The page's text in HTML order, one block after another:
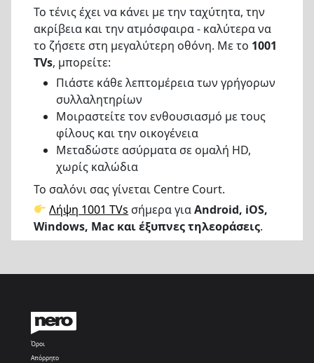
Το τένις έχει να κάνει με την ταχύτητα, την
ακρίβεια και την ατμόσφαιρα - καλύτερα να
το ζήσετε στη μεγαλύτερη οθόνη. Με το 1001
TVs, μπορείτε:
Πιάστε κάθε λεπτομέρεια των γρήγορων
συλλαλητηρίων
Μοιραστείτε τον ενθουσιασμό με τους
φίλους και την οικογένεια
Μεταδώστε ασύρματα σε ομαλή HD,
χωρίς καλώδια
Το σαλόνι σας γίνεται Centre Court.
Λήψη 1001 TVs σήμερα γιαAndroid, iOS,
Windows, Mac και έξυπνες τηλεοράσεις.
Όροι
Απόρρητο